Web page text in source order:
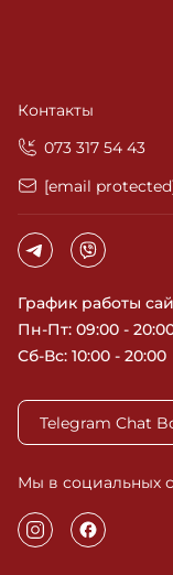
Контакты
‎073 317 54 43
[email
График работы
Пн-Пт: 09:00 -
Сб-Вс: 10:00 - 20:00
Telegram Chat
Мы в социальных